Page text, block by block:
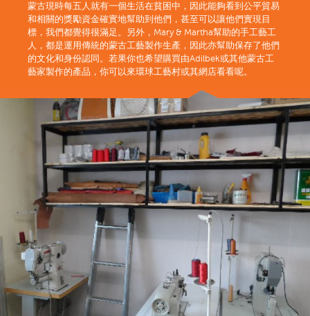
蒙古現時每五人就有一個生活在貧困中，因此能夠看到公平貿易
和相關的獎勵資金確實地幫助到他們，甚至可以讓他們實現目
標，我們都覺得很滿足。另外，Mary & Martha幫助的手工藝工
人，都是運用傳統的蒙古工藝製作生產，因此亦幫助保存了他們
的文化和身份認同。若果你也希望購買由Adilbek或其他蒙古工
藝家製作的產品，你可以來環球工藝村或其網店看看呢。